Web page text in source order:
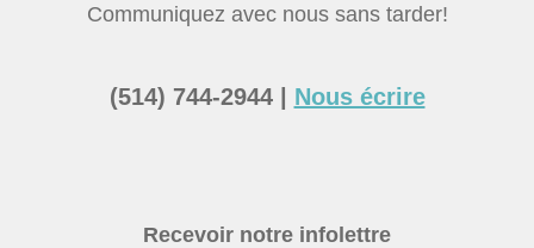
Communiquez avec nous sans tarder!
(514) 744-2944 | Nous écrire
Recevoir notre infolettre